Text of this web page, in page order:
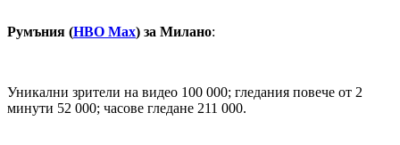
Румъния (HBO Max) за Милано:
Уникални зрители на видео 100 000; гледания повече от 2
минути 52 000; часове гледане 211 000.